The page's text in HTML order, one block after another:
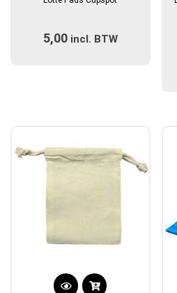
heeft
variaties.
de
productpagina
5,00 incl. BTW